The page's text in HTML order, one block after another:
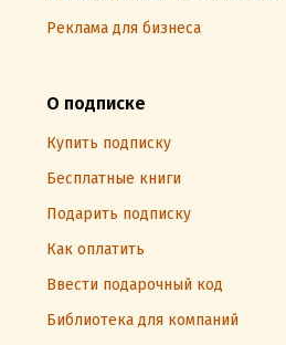
Реклама для бизнеса
О подписке
Купить подписку
Бесплатные книги
Подарить подписку
Как оплатить
Ввести подарочный код
Библиотека для компаний